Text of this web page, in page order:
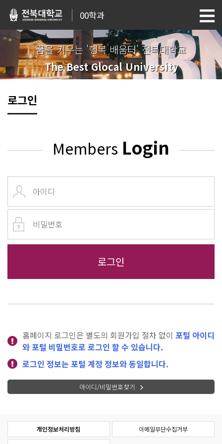
00학과
꿈을 키우는 '행복 배움터' 전북대학교
The Best Glocal University
로그인
Members Login
홈페이지 로그인은 별도의 회원가입 절차 없이 포털 아이디
와 포털 비밀번호로 로그인 할 수 있습니다.
로그인 정보는 포털 계정 정보와 동일합니다.
아이디/비밀번호찾기
개인정보처리방침 이메일무단수집거부